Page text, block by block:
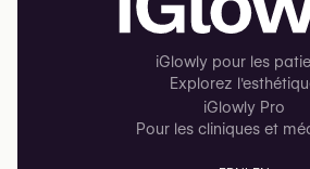
iGlowly pour les
Explorez
iGlowly Pro
Pour les cliniques et